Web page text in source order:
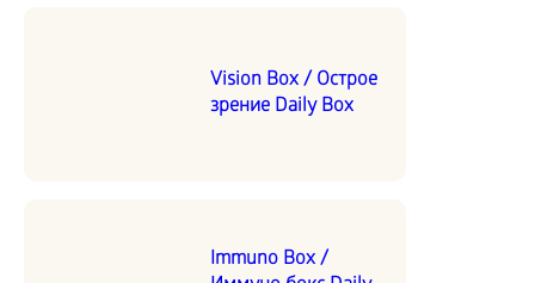
Vision Box / Острое
зрение Daily Box
Immuno Box /